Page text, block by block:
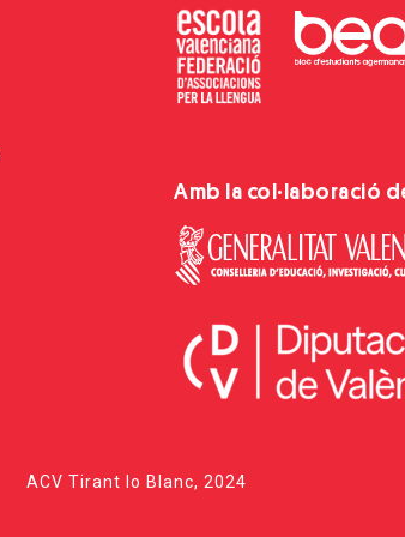
Amb la col·laboració
ACV Tirant lo Blanc, 2024